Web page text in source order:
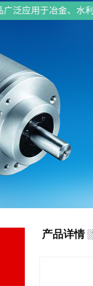
产品详情